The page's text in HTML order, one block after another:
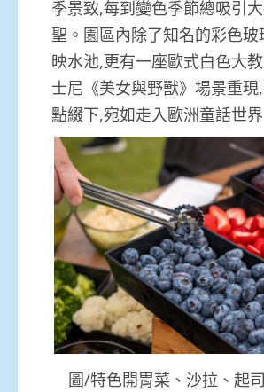
季景致,每到變色季節總吸引
聖。園區內除了知名的彩色玻
映水池,更有一座歐式白色大
士尼《美女與野獸》場景重現
點綴下,宛如走入歐洲童話世界
圖/特色開胃菜、沙拉、起